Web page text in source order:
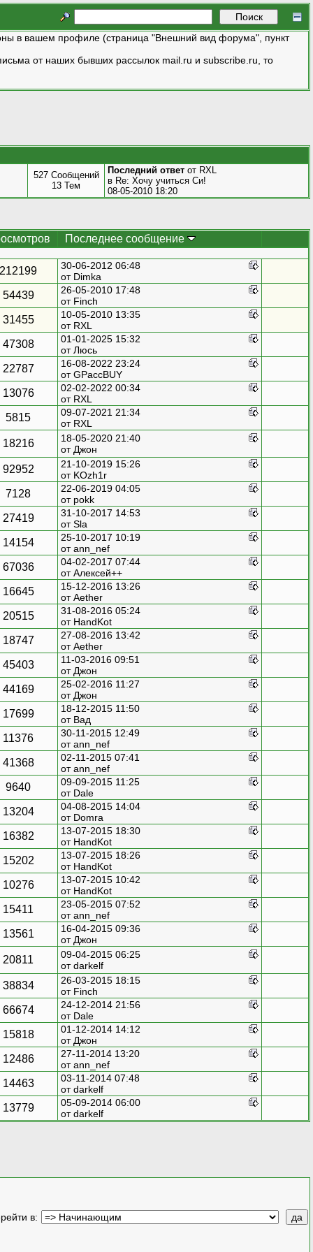
в вашем профиле (страница "Внешний вид форума", пункт
от наших бывших рассылок mail.ru и subscribe.ru, то
527 Сообщений
13 Тем
Последний ответ от RXL
в Re: Хочу учиться Си!
08-05-2010 18:20
Последнее сообщение
212199
30-06-2012 06:48
от Dimka
54439
26-05-2010 17:48
от Finch
31455
10-05-2010 13:35
от RXL
47308
01-01-2025 15:32
отЛюсь
22787
16-08-2022 23:24
отGPaccBUY
13076
02-02-2022 00:34
от RXL
5815
09-07-2021 21:34
от RXL
18216
18-05-2020 21:40
от Джон
92952
21-10-2019 15:26
от KOzh1r
7128
22-06-2019 04:05
от pokk
27419
31-10-2017 14:53
отSla
14154
25-10-2017 10:19
отann_nef
67036
04-02-2017 07:44
отАлексей++
16645
15-12-2016 13:26
отAether
20515
31-08-2016 05:24
от HandKot
18747
27-08-2016 13:42
отAether
45403
11-03-2016 09:51
от Джон
44169
25-02-2016 11:27
от Джон
17699
18-12-2015 11:50
от Вад
11376
30-11-2015 12:49
отann_nef
41368
02-11-2015 07:41
отann_nef
9640
09-09-2015 11:25
от Dale
13204
04-08-2015 14:04
от Domra
16382
13-07-2015 18:30
от HandKot
15202
13-07-2015 18:26
от HandKot
10276
13-07-2015 10:42
от HandKot
15411
23-05-2015 07:52
отann_nef
13561
16-04-2015 09:36
от Джон
20811
09-04-2015 06:25
отdarkelf
38834
26-03-2015 18:15
от Finch
66674
24-12-2014 21:56
от Dale
15818
01-12-2014 14:12
от Джон
12486
27-11-2014 13:20
отann_nef
14463
03-11-2014 07:48
отdarkelf
13779
05-09-2014 06:00
отdarkelf
в: